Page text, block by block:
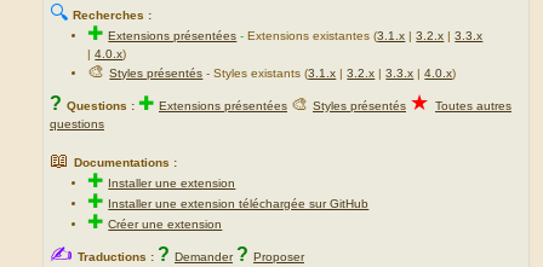
🔍 Recherches :
✚Extensions présentées -Extensions existantes (3.1.x |3.2.x |3.3.x
|4.0.x)
🎨Styles présentés - Styles existants (3.1.x |3.2.x |3.3.x |4.0.x)
? Questions : ✚ Extensions présentées 🎨 Styles présentés ★ Toutes autres
questions
📖 Documentations :
✚ Installer une extension
✚ Installer une extension téléchargée sur GitHub
✚Créer une extension
✍ Traductions : ? Demander ? Proposer